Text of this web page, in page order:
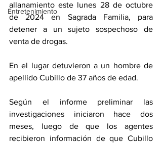
Entretenimiento
allanamiento este lunes 28 de octubre
de 2024 en Sagrada Familia, para
detener a un sujeto sospechoso de
venta de drogas.
En el lugar detuvieron a un hombre de
apellido Cubillo de 37 años de edad.
Según el informe preliminar las
investigaciones iniciaron hace dos
meses, luego de que los agentes
recibieron información de que Cubillo